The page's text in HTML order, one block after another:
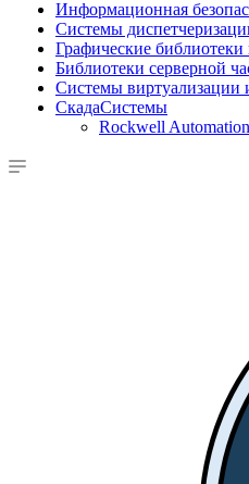
Информационная
Системы
Графические
Библиотеки серверной
Системы виртуализации
СкадаСистемы
Rockwell